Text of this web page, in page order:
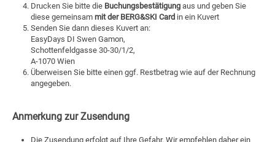
Drucken Sie bitte die Buchungsbestätigung aus und geben Sie
diese gemeinsam mit der BERG&SKI Card in ein Kuvert
Senden Sie dann dieses Kuvert an:
EasyDays DI Swen Gamon,
Schottenfeldgasse 30-30/1/2,
A-1070 Wien
Überweisen Sie bitte einen ggf. Restbetrag wie auf der Rechnung
angegeben.
Anmerkung zur Zusendung
Die Zusendung erfolgt auf Ihre Gefahr. Wir empfehlen daher ein